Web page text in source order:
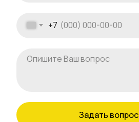
+7
Задать вопрос